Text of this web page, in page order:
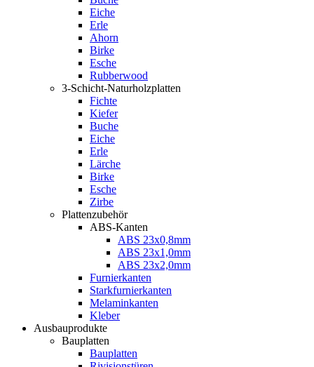
Eiche
Erle
Ahorn
Birke
Esche
Rubberwood
3-Schicht-Naturholzplatten
Fichte
Kiefer
Buche
Eiche
Erle
Lärche
Birke
Esche
Zirbe
Plattenzubehör
ABS-Kanten
ABS 23x0,8mm
ABS 23x1,0mm
ABS 23x2,0mm
Furnierkanten
Starkfurnierkanten
Melaminkanten
Kleber
Ausbauprodukte
Bauplatten
Bauplatten